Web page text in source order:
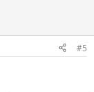
#5